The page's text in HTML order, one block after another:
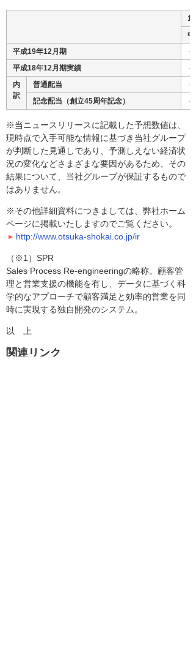
1
中
平成19年12月期
－
平成18年12月期実績
－
内
訳
普通配当
－
記念配当（創立45周年記念）
－
※当ニュースリリースに記載した予想数値は、
現時点で入手可能な情報に基づき当社グループ
が判断した見通しであり、予測しえない経済状
況の変化などさまざまな要因があるため、その
結果について、当社グループが保証するもので
はありません。
※その他詳細資料につきましては、弊社ホーム
ページに掲載いたしますのでご覧ください。
http://www.otsuka-shokai.co.jp/ir
（※1）SPR
Sales Process Re-engineeringの略称。顧客管
理と営業支援の機能を有し、データに基づく科
学的なアプローチで顧客満足と効率的営業を同
時に実現する独自開発のシステム。
以 上
関連リンク